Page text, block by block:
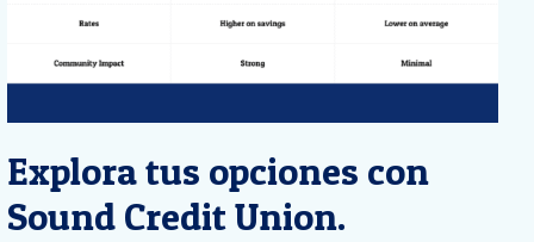
Explora tus opciones con
Sound Credit Union.